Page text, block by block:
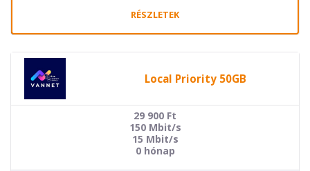
RÉSZLETEK
Local Priority 50GB
29 900 Ft
150 Mbit/s
15 Mbit/s
0 hónap